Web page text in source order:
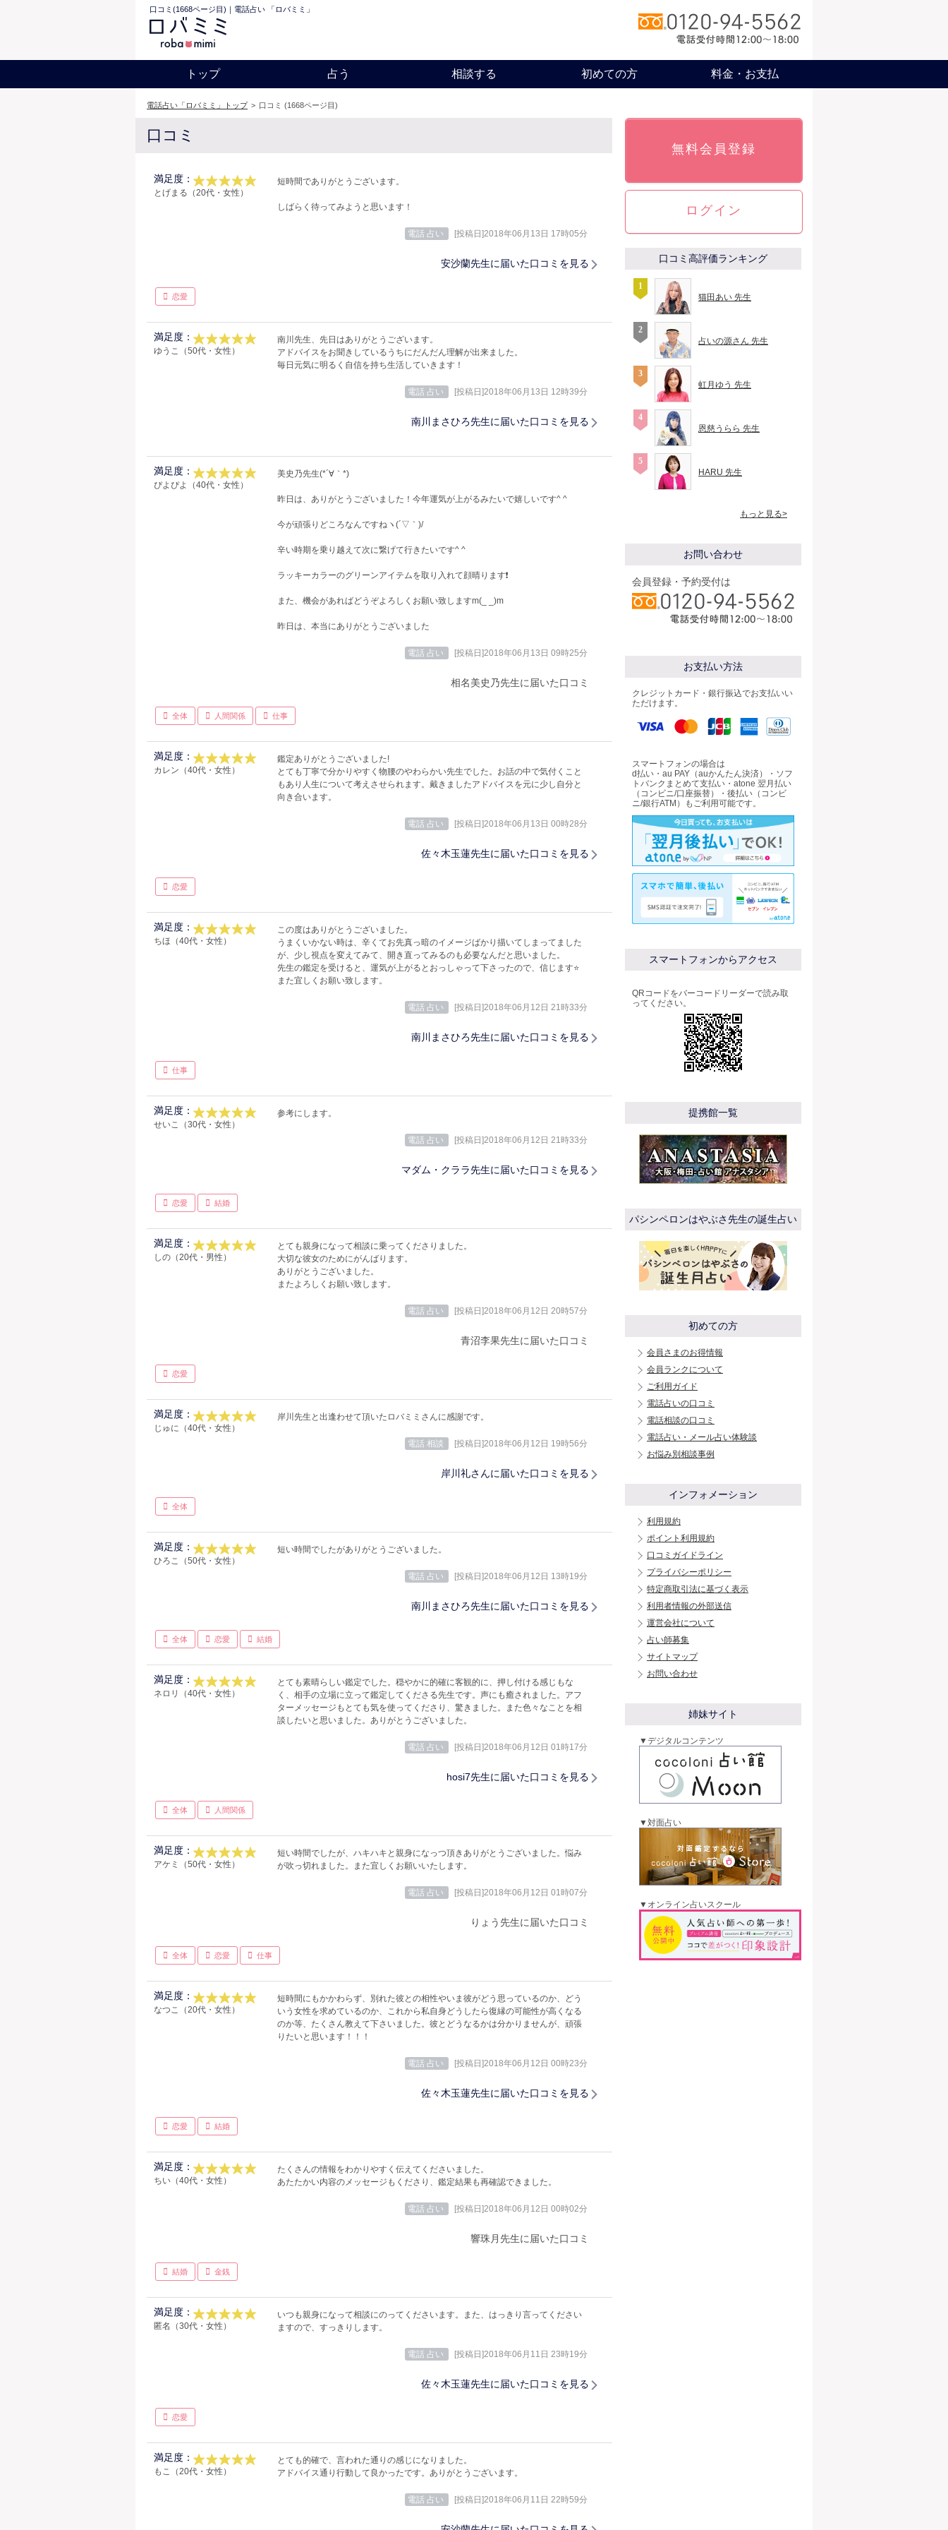
口コミ(1668ページ目)｜電話占い 「ロバミミ」
トップ 占う 相談する 初めての方 料金・お支払
電話占い「ロバミミ」トップ > 口コミ (1668ページ目)
口コミ
満足度：
とげまる（20代・女性）
短時間でありがとうございます。
しばらく待ってみようと思います！
電話 占い [投稿日]2018年06月13日 17時05分
安沙蘭先生に届いた口コミを見る
恋愛
満足度：
ゆうこ（50代・女性）
南川先生、先日はありがとうございます。
アドバイスをお聞きしているうちにだんだん理解が出来ました。
毎日元気に明るく自信を持ち生活していきます！
電話 占い [投稿日]2018年06月13日 12時39分
南川まさひろ先生に届いた口コミを見る
満足度：
ぴよぴよ（40代・女性）
美史乃先生(*´∀｀*)
昨日は、ありがとうございました！今年運気が上がるみたいで嬉しいです^ ^
今が頑張りどころなんですねヽ(´▽｀)/
辛い時期を乗り越えて次に繋げて行きたいです^ ^
ラッキーカラーのグリーンアイテムを取り入れて顔晴ります❗️
また、機会があればどうぞよろしくお願い致しますm(_ _)m
昨日は、本当にありがとうございました
電話 占い [投稿日]2018年06月13日 09時25分
相名美史乃先生に届いた口コミ
全体 人間関係 仕事
満足度：
カレン（40代・女性）
鑑定ありがとうございました!
とても丁寧で分かりやすく物腰のやわらかい先生でした。お話の中で気付くこと
もあり人生について考えさせられます。戴きましたアドバイスを元に少し自分と
向き合います。
電話 占い [投稿日]2018年06月13日 00時28分
佐々木玉蓮先生に届いた口コミを見る
恋愛
満足度：
ちほ（40代・女性）
この度はありがとうございました。
うまくいかない時は、辛くてお先真っ暗のイメージばかり描いてしまってました
が、少し視点を変えてみて、開き直ってみるのも必要なんだと思いました。
先生の鑑定を受けると、運気が上がるとおっしゃって下さったので、信じます⭐️
また宜しくお願い致します。
電話 占い [投稿日]2018年06月12日 21時33分
南川まさひろ先生に届いた口コミを見る
仕事
満足度：
せいこ（30代・女性）
参考にします。
電話 占い [投稿日]2018年06月12日 21時33分
マダム・クララ先生に届いた口コミを見る
恋愛 結婚
満足度：
しの（20代・男性）
とても親身になって相談に乗ってくださりました。
大切な彼女のためにがんばります。
ありがとうございました。
またよろしくお願い致します。
電話 占い [投稿日]2018年06月12日 20時57分
青沼李果先生に届いた口コミ
恋愛
満足度：
じゅに（40代・女性）
岸川先生と出逢わせて頂いたロバミミさんに感謝です。
電話 相談 [投稿日]2018年06月12日 19時56分
岸川礼さんに届いた口コミを見る
全体
満足度：
ひろこ（50代・女性）
短い時間でしたがありがとうございました。
電話 占い [投稿日]2018年06月12日 13時19分
南川まさひろ先生に届いた口コミを見る
全体 恋愛 結婚
満足度：
ネロリ（40代・女性）
とても素晴らしい鑑定でした。穏やかに的確に客観的に、押し付ける感じもな
く、相手の立場に立って鑑定してくださる先生です。声にも癒されました。アフ
ターメッセージもとても気を使ってくださり、驚きました。また色々なことを相
談したいと思いました。ありがとうございました。
電話 占い [投稿日]2018年06月12日 01時17分
hosi7先生に届いた口コミを見る
全体 人間関係
満足度：
アケミ（50代・女性）
短い時間でしたが、ハキハキと親身になっつ頂きありがとうございました。悩み
が吹っ切れました。また宜しくお願いいたします。
電話 占い [投稿日]2018年06月12日 01時07分
りょう先生に届いた口コミ
全体 恋愛 仕事
満足度：
なつこ（20代・女性）
短時間にもかかわらず、別れた彼との相性やいま彼がどう思っているのか、どう
いう女性を求めているのか、これから私自身どうしたら復縁の可能性が高くなる
のか等、たくさん教えて下さいました。彼とどうなるかは分かりませんが、頑張
りたいと思います！！！
電話 占い [投稿日]2018年06月12日 00時23分
佐々木玉蓮先生に届いた口コミを見る
恋愛 結婚
満足度：
ちい（40代・女性）
たくさんの情報をわかりやすく伝えてくださいました。
あたたかい内容のメッセージもくださり、鑑定結果も再確認できました。
電話 占い [投稿日]2018年06月12日 00時02分
響珠月先生に届いた口コミ
結婚 金銭
満足度：
匿名（30代・女性）
いつも親身になって相談にのってくださいます。また、はっきり言ってください
ますので、すっきりします。
電話 占い [投稿日]2018年06月11日 23時19分
佐々木玉蓮先生に届いた口コミを見る
恋愛
満足度：
もこ（20代・女性）
とても的確で、言われた通りの感じになりました。
アドバイス通り行動して良かったです。ありがとうございます。
電話 占い [投稿日]2018年06月11日 22時59分
無料会員登録
ログイン
口コミ高評価ランキング
猫田あい 先生
占いの源さん 先生
虹月ゆう 先生
恩慈うらら 先生
HARU 先生
もっと見る>
お問い合わせ
会員登録・予約受付は
お支払い方法
クレジットカード・銀行振込でお支払いい
ただけます。
スマートフォンの場合は
d払い・au PAY（auかんたん決済）・ソフ
トバンクまとめて支払い・atone 翌月払い
（コンビニ/口座振替）・後払い（コンビ
ニ/銀行ATM）もご利用可能です。
スマートフォンからアクセス
QRコードをバーコードリーダーで読み取
ってください。
提携館一覧
パシンペロンはやぶさ先生の誕生占い
初めての方
会員さまのお得情報
会員ランクについて
ご利用ガイド
電話占いの口コミ
電話相談の口コミ
電話占い・メール占い体験談
お悩み別相談事例
インフォメーション
利用規約
ポイント利用規約
口コミガイドライン
プライバシーポリシー
特定商取引法に基づく表示
利用者情報の外部送信
運営会社について
占い師募集
サイトマップ
お問い合わせ
姉妹サイト
▼デジタルコンテンツ
▼対面占い
▼オンライン占いスクール